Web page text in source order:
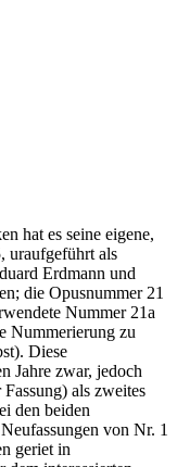
hat es seine eigene,
uraufgeführt als
Erdmann und
die Opusnummer 21
Nummer 21a
Nummerierung zu
Diese
Jahre zwar, jedoch
als zweites
den beiden
von Nr. 1
geriet in